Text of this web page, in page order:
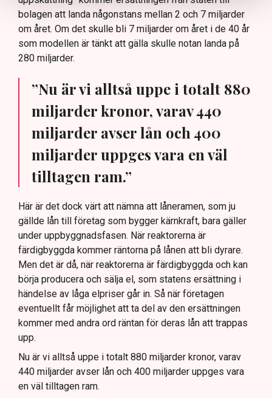
bolagen att landa någonstans mellan 2 och 7 miljarder
om året. Om det skulle bli 7 miljarder om året i de 40 år
som modellen är tänkt att gälla skulle notan landa på
280 miljarder.
”Nu är vi alltså uppe i totalt 880
miljarder kronor, varav 440
miljarder avser lån och 400
miljarder uppges vara en väl
tilltagen ram.”
Här är det dock värt att nämna att låneramen, som ju
gällde lån till företag som bygger kärnkraft, bara gäller
under uppbyggnadsfasen. När reaktorerna är
färdigbyggda kommer räntorna på lånen att bli dyrare.
Men det är då, när reaktorerna är färdigbyggda och kan
börja producera och sälja el, som statens ersättning i
händelse av låga elpriser går in. Så när företagen
eventuellt får möjlighet att ta del av den ersättningen
kommer med andra ord räntan för deras lån att trappas
upp.
Nu är vi alltså uppe i totalt 880 miljarder kronor, varav
440 miljarder avser lån och 400 miljarder uppges vara
en väl tilltagen ram.